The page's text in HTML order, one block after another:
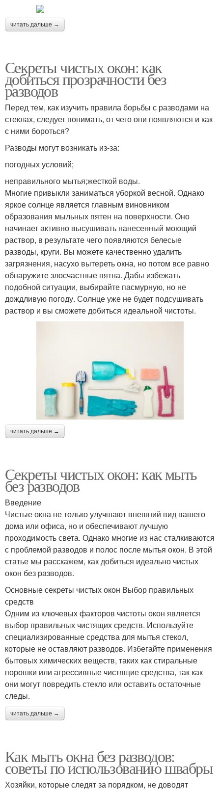
читать дальше →
Секреты чистых окон: как
добиться прозрачности без
разводов
Перед тем, как изучить правила борьбы с разводами на
стеклах, следует понимать, от чего они появляются и как
с ними бороться?
Разводы могут возникать из-за:
погодных условий;
неправильного мытья;жесткой воды.
Многие привыкли заниматься уборкой весной. Однако
яркое солнце является главным виновником
образования мыльных пятен на поверхности. Оно
начинает активно высушивать нанесенный моющий
раствор, в результате чего появляются белесые
разводы, круги. Вы можете качественно удалить
загрязнения, насухо вытереть окна, но потом все равно
обнаружите злосчастные пятна. Дабы избежать
подобной ситуации, выбирайте пасмурную, но не
дождливую погоду. Солнце уже не будет подсушивать
раствор и вы сможете добиться идеальной чистоты.
читать дальше →
Секреты чистых окон: как мыть
без разводов
Введение
Чистые окна не только улучшают внешний вид вашего
дома или офиса, но и обеспечивают лучшую
проходимость света. Однако многие из нас сталкиваются
с проблемой разводов и полос после мытья окон. В этой
статье мы расскажем, как добиться идеально чистых
окон без разводов.
Основные секреты чистых окон Выбор правильных
средств
Одним из ключевых факторов чистоты окон является
выбор правильных чистящих средств. Используйте
специализированные средства для мытья стекол,
которые не оставляют разводов. Избегайте применения
бытовых химических веществ, таких как стиральные
порошки или агрессивные чистящие средства, так как
они могут повредить стекло или оставить остаточные
следы.
читать дальше →
Как мыть окна без разводов:
советы по использованию швабры
Хозяйки, которые следят за порядком, не доводят